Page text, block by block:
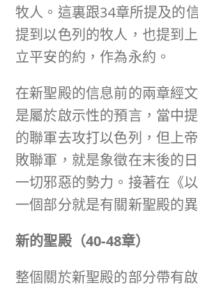
牧人。這裏跟34章所提及的
提到以色列的牧人，也提到
立平安的約，作為永約。
在新聖殿的信息前的兩章經
是屬於啟示性的預言，當中
的聯軍去攻打以色列，但上
敗聯軍，就是象徵在末後的
一切邪惡的勢力。接著在《
一個部分就是有關新聖殿的
新的聖殿（40-48章）
整個關於新聖殿的部分帶有